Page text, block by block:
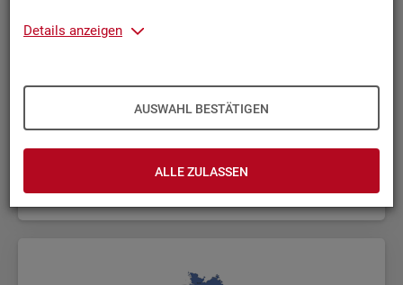
Details anzeigen
AUSWAHL BESTÄTIGEN
ALLE ZULASSEN
Bund, Län­der und Krei­se
Politische Gebietsstruktur